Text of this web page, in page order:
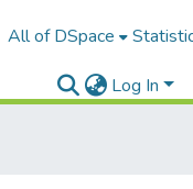
All of DSpace
Log In